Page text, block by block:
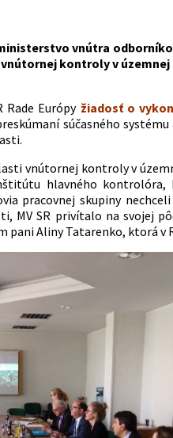
vnútra
kontroly v
Rade Európy žiadosť o
súčasného
vnútornej kontroly v
hlavného
pracovnej skupiny
MV SR privítalo na svojej
pani Aliny Tatarenko, ktorá v